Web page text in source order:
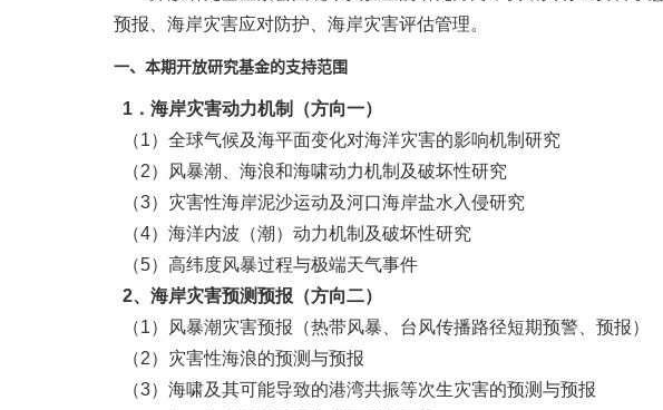
预报、海岸灾害应对防护、海岸灾害评估管理。
一、本期开放研究基金的支持范围
1．海岸灾害动力机制（方向一）
（1）全球气候及海平面变化对海洋灾害的影响机制研究
（2）风暴潮、海浪和海啸动力机制及破坏性研究
（3）灾害性海岸泥沙运动及河口海岸盐水入侵研究
（4）海洋内波（潮）动力机制及破坏性研究
（5）高纬度风暴过程与极端天气事件
2、海岸灾害预测预报（方向二）
（1）风暴潮灾害预报（热带风暴、台风传播路径短期预警、预报）
（2）灾害性海浪的预测与预报
（3）海啸及其可能导致的港湾共振等次生灾害的预测与预报